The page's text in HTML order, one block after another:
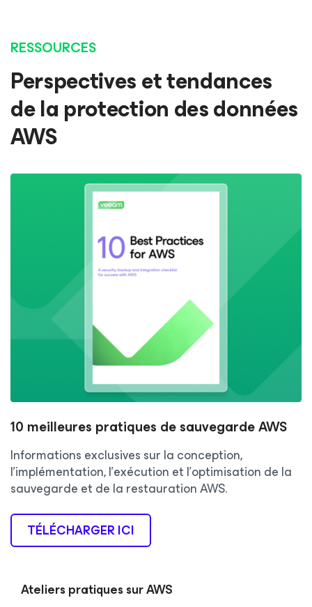
RESSOURCES
Perspectives et tendances
de la protection des données
AWS
10 meilleures pratiques de sauvegarde AWS
Informations exclusives sur la conception,
l’implémentation, l’exécution et l’optimisation de la
sauvegarde et de la restauration AWS.
TÉLÉCHARGER ICI
Ateliers pratiques sur AWS